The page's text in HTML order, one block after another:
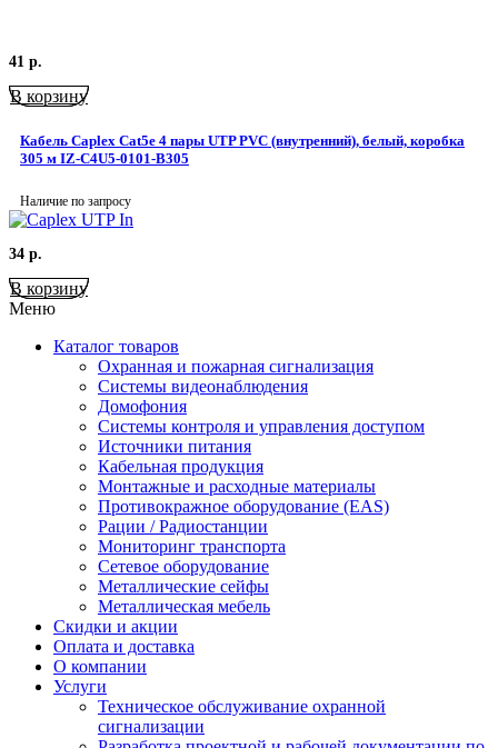
41 р.
В корзину
Кабель Caplex Cat5e 4 пары UTP PVC (внутренний), белый, коробка
305 м IZ-C4U5-0101-B305
Наличие по запросу
34 р.
В корзину
Меню
Каталог товаров
Охранная и пожарная сигнализация
Системы видеонаблюдения
Домофония
Системы контроля и управления доступом
Источники питания
Кабельная продукция
Монтажные и расходные материалы
Противокражное оборудование (EAS)
Рации / Радиостанции
Мониторинг транспорта
Сетевое оборудование
Металлические сейфы
Металлическая мебель
Скидки и акции
Оплата и доставка
О компании
Услуги
Техническое обслуживание охранной
сигнализации